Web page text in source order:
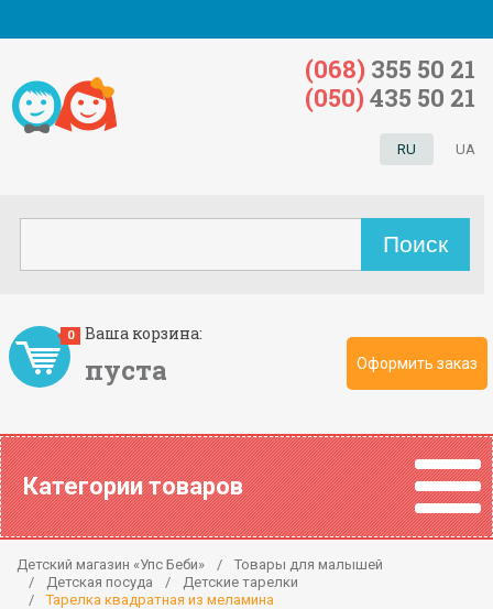
Ваша корзина:
пуста
0
Оформить заказ
RU UA
(068) 355 50 21
(050) 435 50 21
Категории товаров
Детский магазин «Упс Беби»
Товары для малышей
Детская посуда
Детские тарелки
Тарелка квадратная из меламина